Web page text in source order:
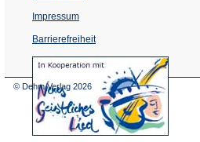
Impressum
Barrierefreiheit
(Öffnet
in
© Dehm Verlag 2026